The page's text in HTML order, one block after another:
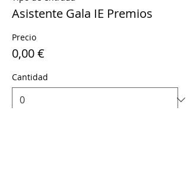
Asistente Gala IE Premios
Precio
0,00 €
Cantidad